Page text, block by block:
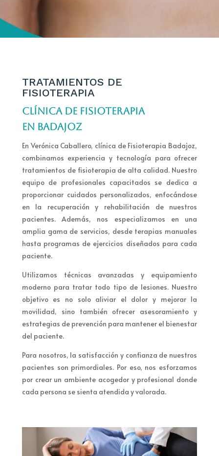
TRATAMIENTOS DE
FISIOTERAPIA
CLÍNICA DE FISIOTERAPIA
EN BADAJOZ
En Verónica Caballero, clínica de Fisioterapia Badajoz,
combinamos experiencia y tecnología para ofrecer
tratamientos de fisioterapia de alta calidad. Nuestro
equipo de profesionales capacitados se dedica a
proporcionar cuidados personalizados, enfocándose
en la recuperación y rehabilitación de nuestros
pacientes. Además, nos especializamos en una
amplia gama de servicios, desde terapias manuales
hasta programas de ejercicios diseñados para cada
paciente.
Utilizamos técnicas avanzadas y equipamiento
moderno para tratar todo tipo de lesiones. Nuestro
objetivo es no solo aliviar el dolor y mejorar la
movilidad, sino también ofrecer asesoramiento y
estrategias de prevención para mantener el bienestar
del paciente.
Para nosotros, la satisfacción y confianza de nuestros
pacientes son primordiales. Por eso, nos esforzamos
por crear un ambiente acogedor y profesional donde
cada persona se sienta atendida y valorada.